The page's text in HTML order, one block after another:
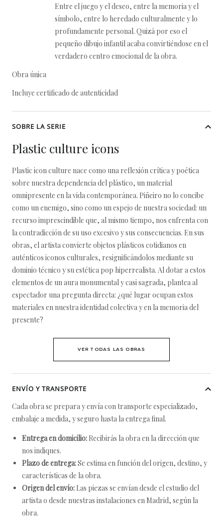
Entre el juego y el deseo, entre la memoria y el
símbolo, entre lo heredado culturalmente y lo
profundamente personal. Quizá por eso el
pequeño dibujo infantil acaba convirtiéndose en el
verdadero centro emocional de la obra.
Obra única
Incluye certificado de autenticidad
SOBRE LA SERIE
Plastic culture icons
Plastic icon culture nace como una reflexión crítica y poética
sobre nuestra dependencia del plástico, un material
omnipresente en la vida contemporánea. Piñeiro no lo concibe
como un enemigo, sino como un espejo de nuestra sociedad: un
recurso imprescindible que, al mismo tiempo, nos enfrenta con
la contradicción de su uso excesivo y sus consecuencias. En sus
obras, el artista convierte objetos plásticos cotidianos en
auténticos iconos culturales, resignificándolos mediante su
dominio técnico y su estética pop hiperrealista. Al dotar a estos
elementos de un aura monumental y casi sagrada, plantea al
espectador una pregunta directa: ¿qué lugar ocupan estos
materiales en nuestra identidad colectiva y en la memoria del
presente?
VER TODAS LAS OBRAS
ENVÍO Y TRANSPORTE
Cada obra se prepara y envía con transporte especializado,
embalaje a medida, y seguro hasta la entrega final.
Entrega en domicilio: Recibirás la obra en la dirección que
nos indiques.
Plazo de entrega:Se estima en función del origen, destino, y
características de la obra.
Origen del envío: Las piezas se envían desde el estudio del
artista o desde nuestras instalaciones en Madrid, según la
obra.